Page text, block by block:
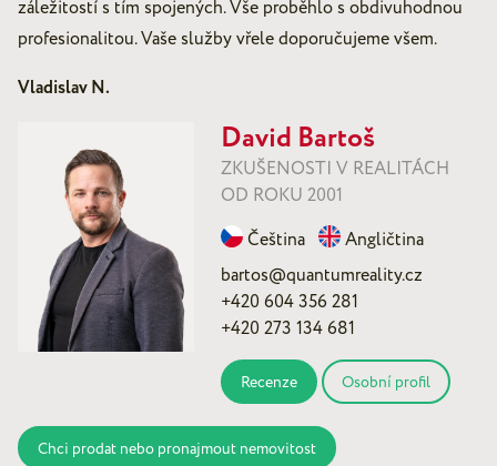
záležitostí s tím spojených. Vše proběhlo s obdivuhodnou
profesionalitou. Vaše služby vřele doporučujeme všem.
Vladislav N.
David Bartoš
ZKUŠENOSTI V REALITÁCH
OD ROKU 2001
Čeština
Angličtina
bartos@quantumreality.cz
+420 604 356 281
+420 273 134 681
Recenze Osobní profil
Chci prodat nebo pronajmout nemovitost